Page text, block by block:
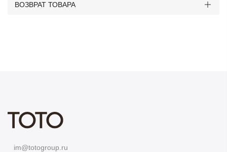
ВОЗВРАТ ТОВАРА
im@totogroup.ru